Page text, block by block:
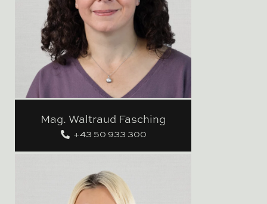
Mag. Waltraud Fasching
+43 50 933 300